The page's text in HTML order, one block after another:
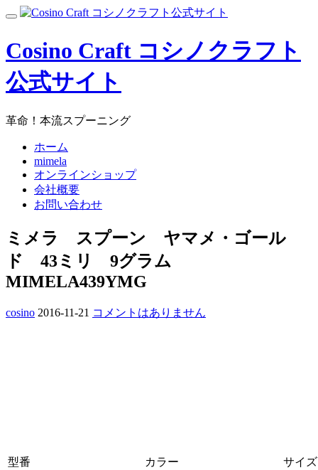
コ
テ
ン
ツ
へ
キ
ナ
ゲ
ー
シ
ョ
切
Cosino Craft コシノクラフト
公式サイト
革命！本流スプーニング
ホーム
mimela
オンラインショップ
会社概要
お問い合わせ
ミメラ スプーン ヤマメ・ゴール
ド 43ミリ 9グラム
MIMELA439YMG
cosino 2016-11-21 コメントはありません
型番 カラー
サイズ